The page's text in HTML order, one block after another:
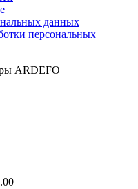
данных
персональных
ARDEFO